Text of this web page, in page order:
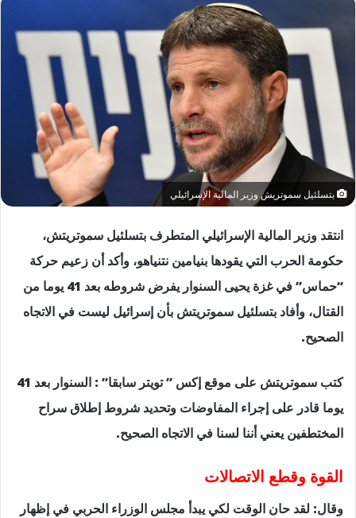
بتسلئيل سموتريش وزير المالية الإسرائيلي
انتقد وزير المالية الإسرائيلي المتطرف ​​بتسلئيل سموتريتش،
حكومة الحرب التي يقودها بنيامين نتنياهو، وأكد أن زعيم حركة
“حماس” في غزة يحيى السنوار يفرض شروطه بعد 41 يوما من
القتال، وأفاد بتسلئيل سموتريتش بأن إسرائيل ليست في الاتجاه
الصحيح.
كتب سموتريتش على موقع إكس ” تويتر سابقا” : السنوار بعد 41
يوما قادر على إجراء المفاوضات وتحديد شروط إطلاق سراح
المختطفين يعني أننا لسنا في الاتجاه الصحيح.
القوة وقطع الاتصالات
وقال: لقد حان الوقت لكي يبدأ مجلس الوزراء الحربي في إظهار